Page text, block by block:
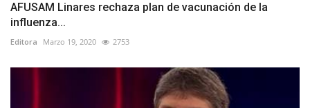
AFUSAM Linares rechaza plan de vacunación de la
influenza...
Editora Marzo 19, 2020 2753